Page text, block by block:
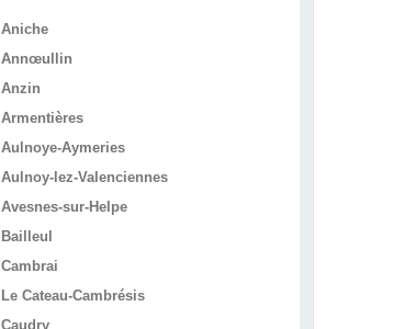
Aniche
Annœullin
Anzin
Armentières
Aulnoye-Aymeries
Aulnoy-lez-Valenciennes
Avesnes-sur-Helpe
Bailleul
Cambrai
Le Cateau-Cambrésis
Caudry